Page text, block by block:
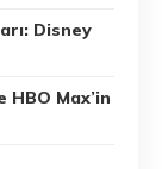
Disney
Max’in